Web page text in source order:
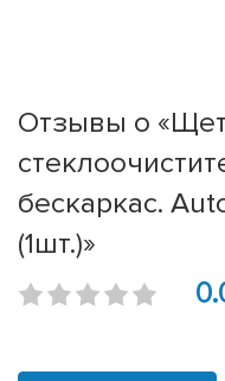
Отзывы о
бескаркас.
(1шт.)»